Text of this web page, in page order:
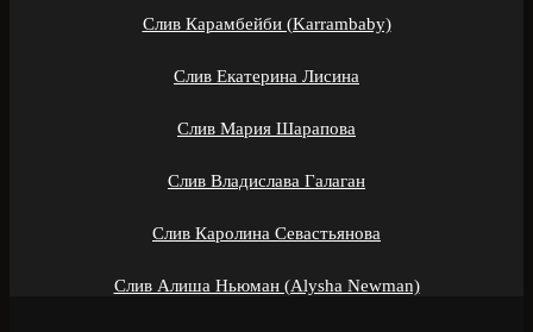
Слив Карамбейби (Karrambaby)
Слив Екатерина Лисина
Слив Мария Шарапова
Слив Владислава Галаган
Слив Каролина Севастьянова
Слив Алиша Ньюман (Alysha Newman)